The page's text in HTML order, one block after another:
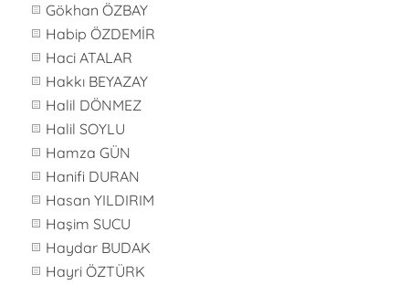
Gökhan ÖZBAY
Habip ÖZDEMİR
Haci ATALAR
Hakkı BEYAZAY
Halil DÖNMEZ
Halil SOYLU
Hamza GÜN
Hanifi DURAN
Hasan YILDIRIM
Haşim SUCU
Haydar BUDAK
Hayri ÖZTÜRK